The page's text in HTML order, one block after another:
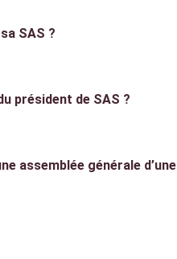
SAS ?
président de SAS ?
assemblée générale d’une